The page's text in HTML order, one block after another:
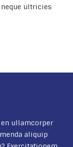
ultricies
ullamcorper
aliquip